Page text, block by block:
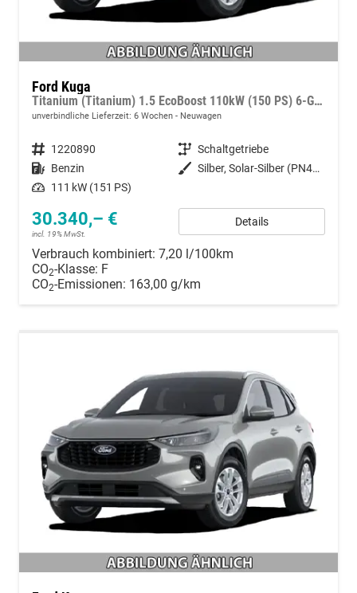
Ford Kuga
Titanium (Titanium) 1.5 EcoBoost 110kW (150 PS) 6-Gang Schaltgetriebe
unverbindliche Lieferzeit: 6 Wochen Neuwagen
Fahrzeugnummer 1220890 Getriebe Schaltgetriebe
Kraftstoff Benzin Außenfarbe
Silber, Solar-Silber (PN4HS0)
Leistung 111 kW (151 PS)
30.340,– €
incl. 19% MwSt.
Details
Verbrauch kombiniert: 7,20 l/100km
CO2-Klasse: F
CO2-Emissionen: 163,00 g/km